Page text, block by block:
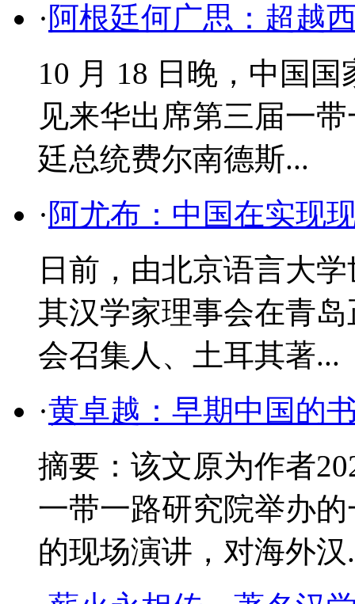
·阿根廷何广思：超越
​10 月 18 日晚，中国
见来华出席第三届一
廷总统费尔南德斯...
·阿尤布：中国在实现
日前，由北京语言大
其汉学家理事会在青
会召集人、土耳其著...
·黄卓越：早期中国的
摘要：该文原为作者
一带一路研究院举办
的现场演讲，对海外汉